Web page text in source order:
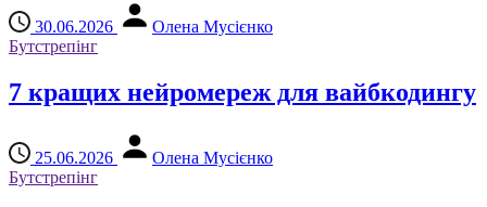
30.06.2026
Олена Мусієнко
Бутстрепінг
7 кращих нейромереж для вайбкодингу
25.06.2026
Олена Мусієнко
Бутстрепінг